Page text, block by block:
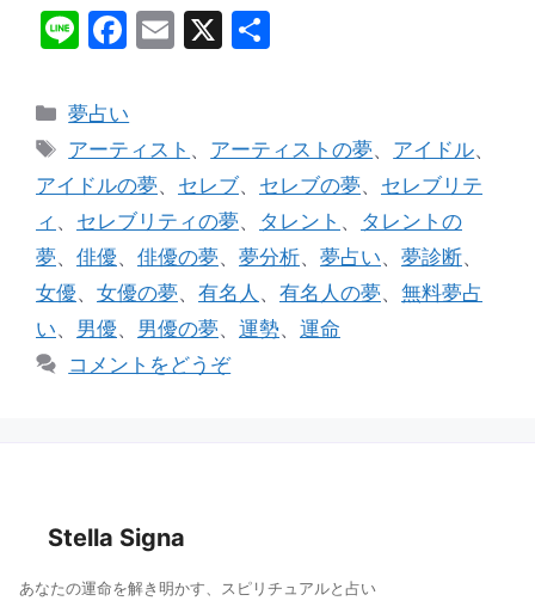
Li
e
F
c
e
b
o
o
k
E
l
X
カ
テ
リ
ー
夢占い
タ
グ
アーティスト 、 アーティストの夢、 アイドル、
アイドルの夢、 セレブ、 セレブの夢、 セレブリテ
ィ 、 セレブリティの夢、 タレント 、 タレントの
夢、 俳優、 俳優の夢、 夢分析、 夢占い、 夢診断、
女優、 女優の夢、 有名人 、 有名人の夢、 無料夢占
い、 男優、 男優の夢、 運勢、 運命
コメントをどうぞ
Stella Signa
あなたの運命を解き明かす、スピリチュアルと占い